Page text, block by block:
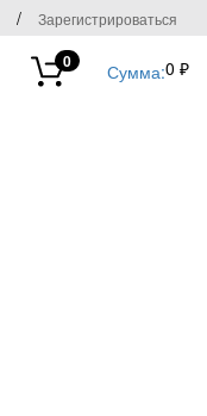
/ Зарегистрироваться
0 Сумма:0 ₽